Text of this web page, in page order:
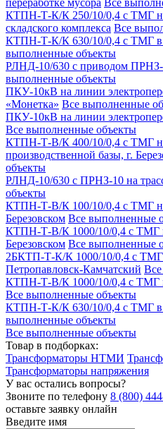
переработке мусора Все
КТПН-Т-К/К 250/10/0,4 с ТМГ на
складского комплекса Все
КТПН-Т-К/К 630/10/0,4 с ТМГ
выполненные объекты
РЛНД-10/630 с приводом
выполненные объекты
ПКУ-10кВ на линии
«Монетка» Все выполненные
ПКУ-10кВ на линии
Все выполненные объекты
КТПН-Т-В/К 400/10/0,4 с ТМГ
производственной базы, г.
объекты
РЛНД-10/630 с ПРНЗ-10 на
объекты
КТПН-Т-В/К 100/10/0,4 с ТМГ на
Березовском Все выполненные
КТПН-Т-В/К 1000/10/0,4 с ТМГ
Березовском Все выполненные
2БКТП-Т-К/К 1000/10/0,4 с ТМГ
Петропавловск-Камчатский
КТПН-Т-В/К 1000/10/0,4 с ТМГ
Все выполненные объекты
КТПН-Т-К/К 630/10/0,4 с ТМГ в
выполненные объекты
Все выполненные объекты
Товар в подборках:
Трансформаторы НТМИ
Трансформаторы напряжения
У вас остались вопросы?
Звоните по телефону 8 (800)
оставьте заявку онлайн
Введите имя